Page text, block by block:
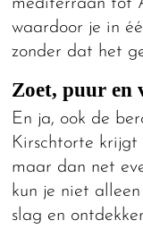
waardoor je in
zonder dat het
Zoet, puur en
En ja, ook de
Kirschtorte
maar dan net
kun je niet
slag en